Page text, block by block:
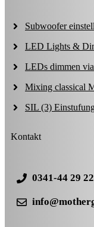
Subwoofer
LED Lights &
LEDs dimmen
Mixing classical
SIL (3)
Kontakt
0341-44 29